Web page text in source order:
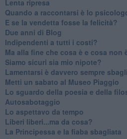
​Lenta ripresa
​Quando a raccontarsi è lo
​E se la vendetta fosse la felicità?
​Due anni di Blog
​Indipendenti a tutti i costi?
​Ma alla fine che cosa è e cosa non
​Siamo sicuri sia mio nipote?
​Lamentarsi è davvero sempre
​Metti un sabato al Museo Piaggio
​Lo sguardo della poesia e della
Autosabotaggio
​Lo aspettavo da tempo
​Liberi liberi...ma da cosa?
​La Principessa e la fiaba sbagliata